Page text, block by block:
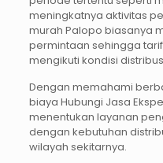
meningkatnya aktivitas
murah Palopo biasanya
permintaan sehingga
mengikuti kondisi
Dengan memahami
biaya Hubungi Jasa
menentukan layanan
dengan kebutuhan
wilayah sekitarnya.